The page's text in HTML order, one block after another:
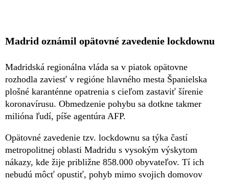
Madrid oznámil opätovné zavedenie lockdownu
Madridská regionálna vláda sa v piatok opätovne
rozhodla zaviesť v regióne hlavného mesta Španielska
plošné karanténne opatrenia s cieľom zastaviť šírenie
koronavírusu. Obmedzenie pohybu sa dotkne takmer
milióna ľudí, píše agentúra AFP.
Opätovné zavedenie tzv. lockdownu sa týka častí
metropolitnej oblasti Madridu s vysokým výskytom
nákazy, kde žije približne 858.000 obyvateľov. Tí ich
nebudú môcť opustiť, pohyb mimo svojich domovov